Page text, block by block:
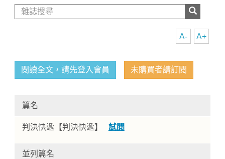
A+
A-
閱讀全文，請先登入會員 未購買者請訂閱
篇名
判決快遞【判決快遞】 試閱
並列篇名